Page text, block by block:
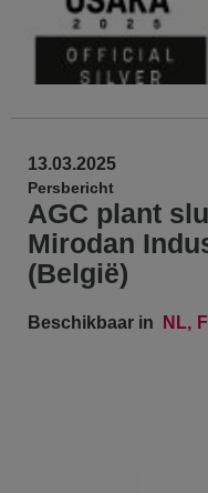
13.03.2025
Persbericht
AGC plant
Mirodan
(België)
Beschikbaar in NL